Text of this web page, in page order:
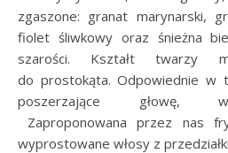
zgaszone: granat marynarski,
fiolet śliwkowy oraz śnieżna
szarości. Kształt twarzy
do prostokąta. Odpowiednie w
poszerzające głowę,
Zaproponowana przez nas
wyprostowane włosy z